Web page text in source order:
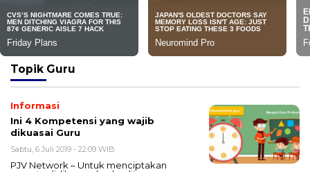
Topik Guru
Informasi
Ini 4 Kompetensi yang wajib
dikuasai Guru
Sabtu, 6 Juli 2019 - 22:09 WIB
PJV Network – Untuk menciptakan